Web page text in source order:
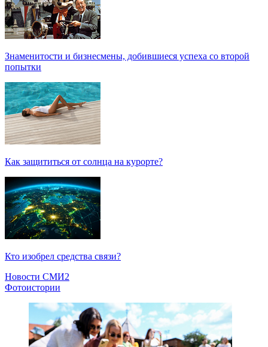
Знаменитости и бизнесмены, добившиеся успеха со второй
попытки
Как защититься от солнца на курорте?
Кто изобрел средства связи?
Новости СМИ2
Фотоистории